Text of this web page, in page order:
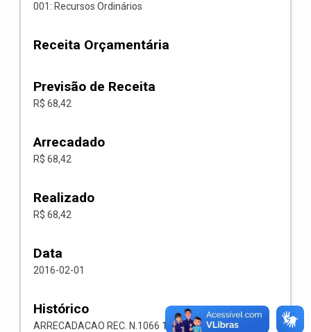
001: Recursos Ordinários
Receita Orçamentária
Previsão de Receita
R$ 68,42
Arrecadado
R$ 68,42
Realizado
R$ 68,42
Data
2016-02-01
Histórico
ARRECADACAO REC. N.1066 1113.05.00.00 ISS